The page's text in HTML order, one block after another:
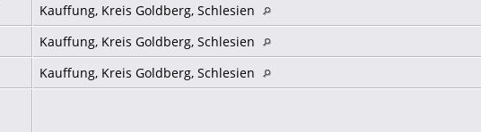
Kauffung, Kreis Goldberg, Schlesien
Kauffung, Kreis Goldberg, Schlesien
Kauffung, Kreis Goldberg, Schlesien